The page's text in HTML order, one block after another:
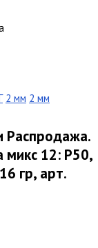
2 мм 2 мм
Распродажа.
микс 12: P50,
гр, арт.